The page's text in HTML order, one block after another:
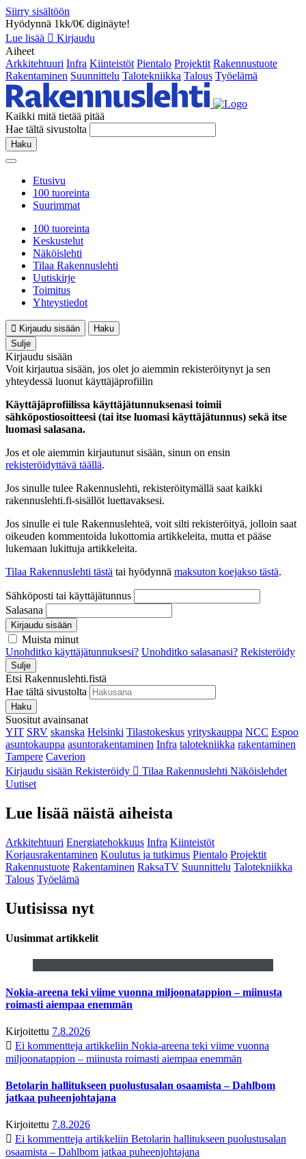
Siirry sisältöön
Hyödynnä 1kk/0€ diginäyte!
Lue lisää
Kirjaudu
Aiheet
Arkkitehtuuri Infra Kiinteistöt Pientalo Projektit Rakennustuote
Rakentaminen Suunnittelu Talotekniikka Talous Työelämä
Kaikki mitä tietää pitää
Hae tältä sivustolta
Haku
Etusivu
100 tuoreinta
Suurimmat
100 tuoreinta
Keskustelut
Näköislehti
Tilaa Rakennuslehti
Uutiskirje
Toimitus
Yhteystiedot
Kirjaudu sisään
Haku
Sulje
Kirjaudu sisään
Voit kirjautua sisään, jos olet jo aiemmin rekisteröitynyt ja sen
yhteydessä luonut käyttäjäprofiilin
Käyttäjäprofiilissa käyttäjätunnuksenasi toimii
sähköpostiosoitteesi (tai itse luomasi käyttäjätunnus) sekä itse
luomasi salasana.
Jos et ole aiemmin kirjautunut sisään, sinun on ensin
rekisteröidyttävä täällä.
Jos sinulle tulee Rakennuslehti, rekisteröitymällä saat kaikki
rakennuslehti.fi-sisällöt luettavaksesi.
Jos sinulle ei tule Rakennuslehteä, voit silti rekisteröityä, jolloin saat
oikeuden kommentoida lukottomia artikkeleita, mutta et pääse
lukemaan lukittuja artikkeleita.
Tilaa Rakennuslehti tästä tai hyödynnä maksuton koejakso tästä.
Sähköposti tai käyttäjätunnus
Salasana
Kirjaudu sisään
Muista minut
Unohditko käyttäjätunnuksesi? Unohditko salasanasi? Rekisteröidy
Sulje
Etsi Rakennuslehti.fistä
Hae tältä sivustolta
Haku
Suositut avainsanat
YIT SRV skanska Helsinki Tilastokeskus yrityskauppa NCC Espoo
asuntokauppa asuntorakentaminen Infra talotekniikka rakentaminen
Tampere Caverion
Kirjaudu sisään Rekisteröidy Tilaa Rakennuslehti Näköislehdet
Uutiset
Lue lisää näistä aiheista
Arkkitehtuuri Energiatehokkuus Infra Kiinteistöt
Korjausrakentaminen Koulutus ja tutkimus Pientalo Projektit
Rakennustuote Rakentaminen RaksaTV Suunnittelu Talotekniikka
Talous Työelämä
Uutisissa nyt
Uusimmat artikkelit
Nokia-areena teki viime vuonna miljoonatappion – miinusta
roimasti aiempaa enemmän
Kirjoitettu 7.8.2026
Ei kommentteja artikkeliin Nokia-areena teki viime vuonna
miljoonatappion – miinusta roimasti aiempaa enemmän
Betolarin hallitukseen puolustusalan osaamista – Dahlbom
jatkaa puheenjohtajana
Kirjoitettu 7.8.2026
Ei kommentteja artikkeliin Betolarin hallitukseen puolustusalan
osaamista – Dahlbom jatkaa puheenjohtajana